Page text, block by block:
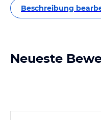
Beschreibung
Neueste